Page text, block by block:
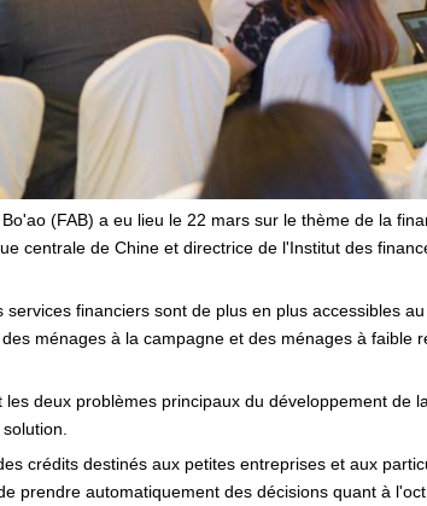
(FAB) a eu lieu le 22 mars sur le thème de la
centrale de Chine et directrice de l'Institut des
financiers sont de plus en plus accessibles
ménages à la campagne et des ménages à faible
deux problèmes principaux du développement de
crédits destinés aux petites entreprises et aux
prendre automatiquement des décisions quant à